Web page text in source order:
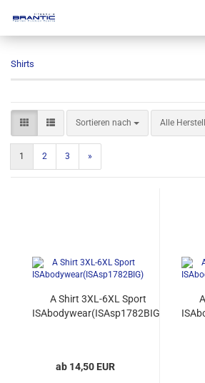
Shirts
Sortieren nach
Sortieren nach Alle
1 2 3 »
A Shirt 3XL-6XL Sport
ISAbodywear(ISAsp1782BIG)
ab 14,50 EUR